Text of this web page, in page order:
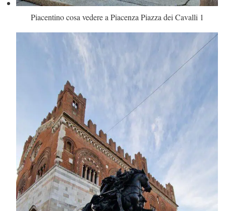
Piacentino cosa vedere a Piacenza Piazza dei Cavalli 1